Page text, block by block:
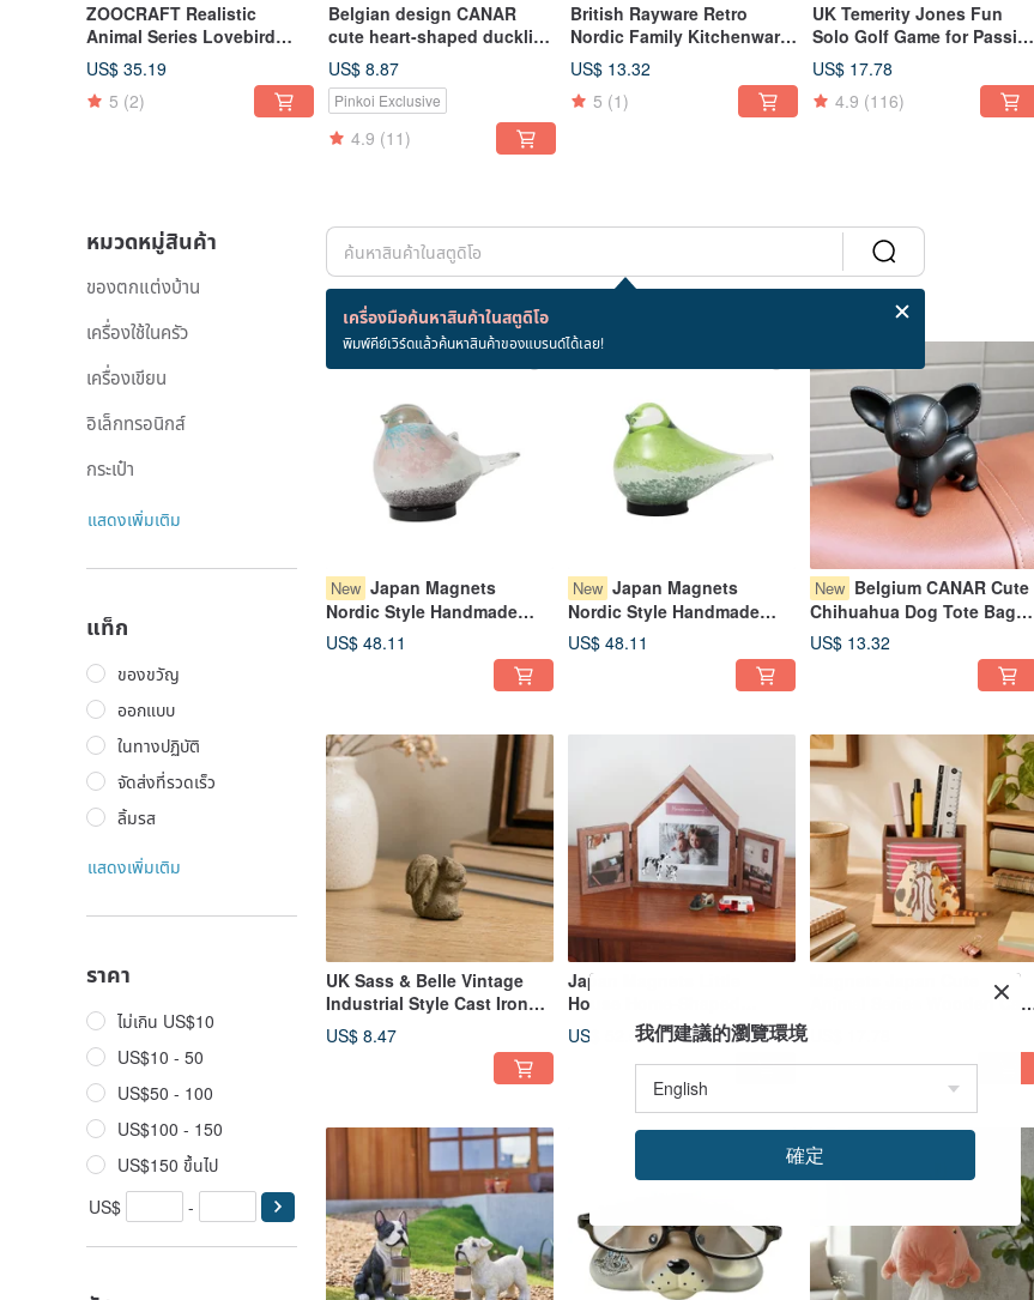
ZOOCRAFT Realistic
Animal Series Lovebird
Shaped Paperclip Magnet
Holder / Desk Decor /
Stationery Organizer
US$ 35.19
5 (2)
Belgian design CANAR
cute heart-shaped duckling
decoration money box (hot
orange)
US$ 8.87
Pinkoi Exclusive
4.9 (11)
British Rayware Retro
Nordic Family Kitchenware
Motif Design Ceramic Mug
US$ 13.32
5 (1)
UK Temerity Jones Fun
Solo Golf Game for Passing
Time - Ideal for Gift
Exchanges
US$ 17.78
4.9 (116)
หมวดหมู่สินค้า
ของตกแต่งบ้าน
เครื่องใช้ในครัว
เครื่องเขียน
อิเล็กทรอนิกส์
กระเป๋า
แสดงเพิ่มเติม
แท็ก
ของขวัญ
ออกแบบ
ในทางปฏิบัติ
จัดส่งที่รวดเร็ว
ลิ้มรส
แสดงเพิ่มเติม
ราคา
ไม่เกิน US$10
US$10 - 50
US$50 - 100
US$100 - 150
US$150 ขึ้นไป
US$
-
เครื่องมือค้นหาสินค้าในสตูดิโอ
พิมพ์คีย์เวิร์ดแล้วค้นหาสินค้าของแบรนด์ได้เลย!
สินค้า 524 ชิ้น
New Japan Magnets
Nordic Style Handmade
Glass Bird Shaped Small
USB Night Light / Ambient
US$ 48.11
New Japan Magnets
Nordic Style Handmade
Glass Bird Shaped Small
USB Night Light / Ambient
US$ 48.11
New Belgium CANAR Cute
Chihuahua Dog Tote Bag
Coin Bank (Calm Black)
US$ 13.32
UK Sass & Belle Vintage
Industrial Style Cast Iron
Squirrel Cabinet Drawer
Handle Door Pull
US$ 8.47
Japan Magnets Little
House Home-Shaped
Display Frame Desk Display
Box Multi-Grid Photo Frame
Home Decor
US$ 52.56
Animal Series Wooden Cat-
Holder/Stand (Warming by
the Stove Design)
我們建議的瀏覽環境
確定